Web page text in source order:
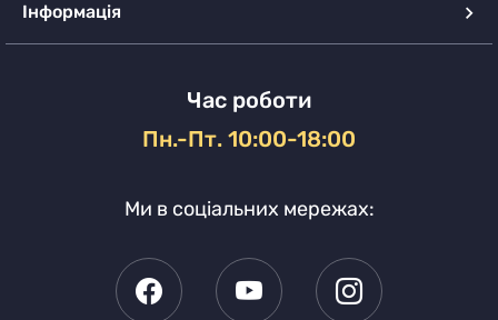
Інформація
Час роботи
Пн.-Пт. 10:00-18:00
Ми в соціальних мережах: